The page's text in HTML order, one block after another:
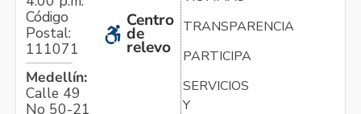
Código
Postal:
111071
Medellín:
Calle 49
No 50-21
Centro
de
relevo
TRANSPARENCIA
PARTICIPA
SERVICIOS
Y